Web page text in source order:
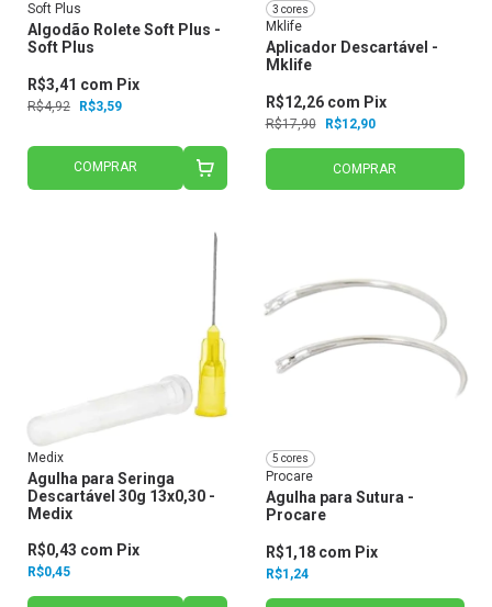
Soft Plus
Algodão Rolete Soft Plus -
Soft Plus
R$4,92 R$3,59
R$3,41 com Pix
COMPRAR
3 cores
Mklife
Aplicador Descartável -
Mklife
R$17,90 R$12,90
R$12,26 com Pix
COMPRAR
Medix
Agulha para Seringa
Descartável 30g 13x0,30 -
Medix
R$0,45
R$0,43 com Pix
5 cores
Procare
Agulha para Sutura -
Procare
R$1,24
R$1,18 com Pix